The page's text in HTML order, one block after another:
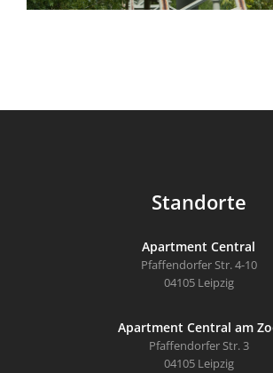
Standorte
Apartment Central
Pfaffendorfer Str. 4-10
04105 Leipzig
Apartment Central am
Pfaffendorfer Str. 3
04105 Leipzig